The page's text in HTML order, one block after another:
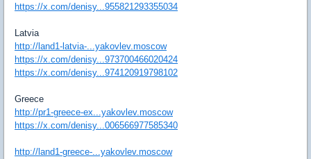
https://x.com/denisy...955821293355034
Latvia
http://land1-latvia-...yakovlev.moscow
https://x.com/denisy...973700466020424
https://x.com/denisy...974120919798102
Greece
http://pr1-greece-ex...yakovlev.moscow
https://x.com/denisy...006566977585340
http://land1-greece-...yakovlev.moscow